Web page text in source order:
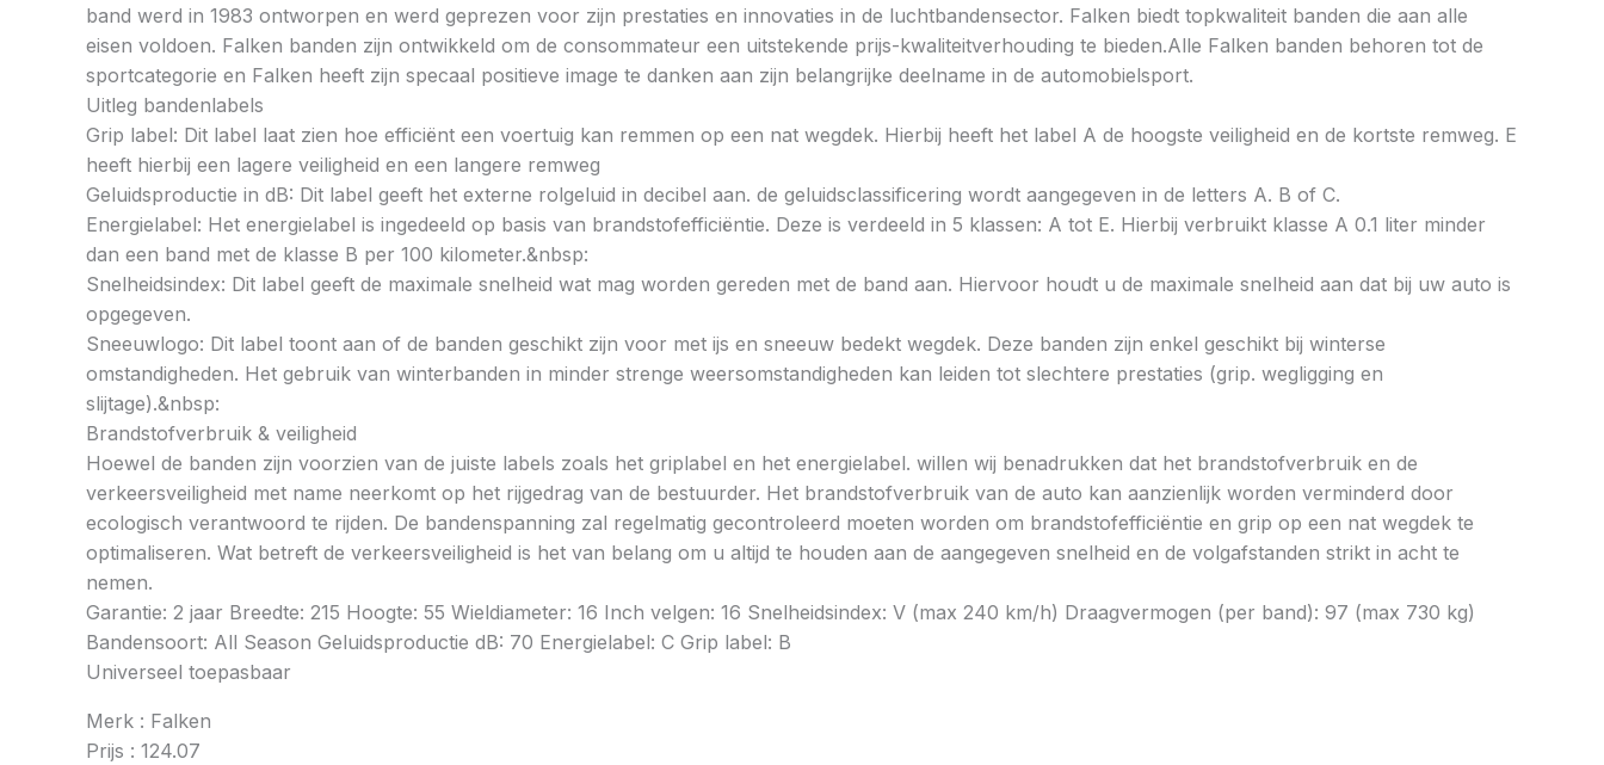
band werd in 1983 ontworpen en werd geprezen voor zijn prestaties en innovaties in de luchtbandensector. Falken biedt topkwaliteit banden die aan alle
eisen voldoen. Falken banden zijn ontwikkeld om de consommateur een uitstekende prijs-kwaliteitverhouding te bieden.Alle Falken banden behoren tot de
sportcategorie en Falken heeft zijn specaal positieve image te danken aan zijn belangrijke deelname in de automobielsport.
Uitleg bandenlabels
Grip label: Dit label laat zien hoe efficiënt een voertuig kan remmen op een nat wegdek. Hierbij heeft het label A de hoogste veiligheid en de kortste remweg. E
heeft hierbij een lagere veiligheid en een langere remweg
Geluidsproductie in dB: Dit label geeft het externe rolgeluid in decibel aan. de geluidsclassificering wordt aangegeven in de letters A. B of C.
Energielabel: Het energielabel is ingedeeld op basis van brandstofefficiëntie. Deze is verdeeld in 5 klassen: A tot E. Hierbij verbruikt klasse A 0.1 liter minder
dan een band met de klasse B per 100 kilometer.&nbsp:
Snelheidsindex: Dit label geeft de maximale snelheid wat mag worden gereden met de band aan. Hiervoor houdt u de maximale snelheid aan dat bij uw auto is
opgegeven.
Sneeuwlogo: Dit label toont aan of de banden geschikt zijn voor met ijs en sneeuw bedekt wegdek. Deze banden zijn enkel geschikt bij winterse
omstandigheden. Het gebruik van winterbanden in minder strenge weersomstandigheden kan leiden tot slechtere prestaties (grip. wegligging en
slijtage).&nbsp:
Brandstofverbruik & veiligheid
Hoewel de banden zijn voorzien van de juiste labels zoals het griplabel en het energielabel. willen wij benadrukken dat het brandstofverbruik en de
verkeersveiligheid met name neerkomt op het rijgedrag van de bestuurder. Het brandstofverbruik van de auto kan aanzienlijk worden verminderd door
ecologisch verantwoord te rijden. De bandenspanning zal regelmatig gecontroleerd moeten worden om brandstofefficiëntie en grip op een nat wegdek te
optimaliseren. Wat betreft de verkeersveiligheid is het van belang om u altijd te houden aan de aangegeven snelheid en de volgafstanden strikt in acht te
nemen.
Garantie: 2 jaar Breedte: 215 Hoogte: 55 Wieldiameter: 16 Inch velgen: 16 Snelheidsindex: V (max 240 km/h) Draagvermogen (per band): 97 (max 730 kg)
Bandensoort: All Season Geluidsproductie dB: 70 Energielabel: C Grip label: B
Universeel toepasbaar
Merk : Falken
Prijs : 124.07